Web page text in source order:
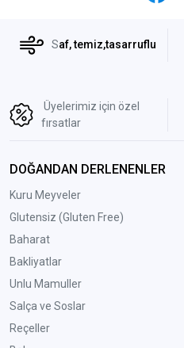
Saf, temiz,tasarruflu
Üyelerimiz için özel
fırsatlar
DOĞANDAN DERLENENLER
Kuru Meyveler
Glutensiz (Gluten Free)
Baharat
Bakliyatlar
Unlu Mamuller
Salça ve Soslar
Reçeller